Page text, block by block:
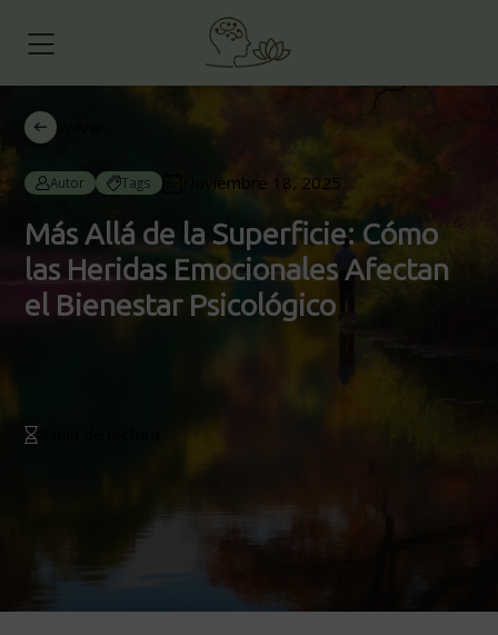
Autor Tags Noviembre 18, 2025
Más Allá de la Superficie: Cómo
las Heridas Emocionales Afectan
el Bienestar Psicológico